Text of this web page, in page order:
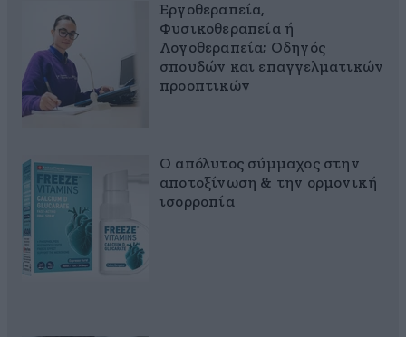
Εργοθεραπεία,
Φυσικοθεραπεία ή
Λογοθεραπεία; Οδηγός
σπουδών και επαγγελματικών
προοπτικών
Ο απόλυτος σύμμαχος στην
αποτοξίνωση & την ορμονική
ισορροπία